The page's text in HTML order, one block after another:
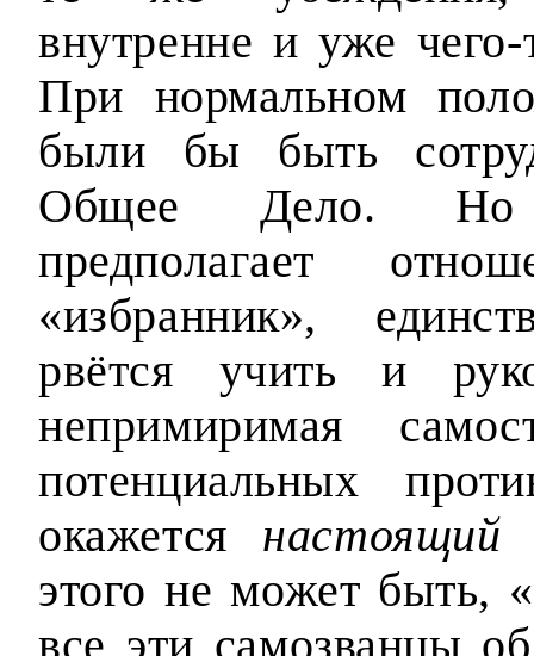
внутренне и уже
При нормальном
были бы быть
Общее Дело. Но
предполагает
«избранник»,
рвётся учить и
непримиримая
потенциальных
окажется настоящий
этого не может быть,
все эти самозванцы